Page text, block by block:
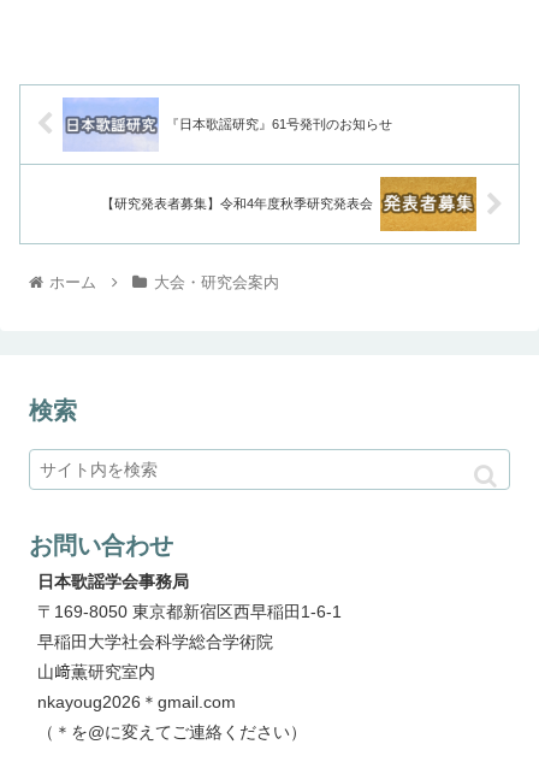
『日本歌謡研究』61号発刊のお知らせ
【研究発表者募集】令和4年度秋季研究発表会
ホーム 大会・研究会案内
検索
お問い合わせ
日本歌謡学会事務局
〒169-8050 東京都新宿区西早稲田1-6-1
早稲田大学社会科学総合学術院
山﨑薫研究室内
nkayoug2026＊gmail.com
（＊を@に変えてご連絡ください）